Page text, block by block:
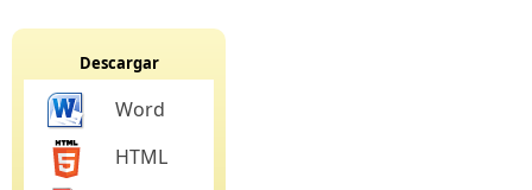
Descargar
Word
HTML